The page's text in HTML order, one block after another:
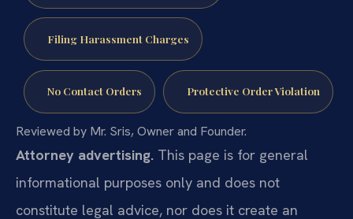
Filing Harassment Charges
No Contact Orders Protective Order Violation
Reviewed by Mr. Sris, Owner and Founder.
Attorney advertising. This page is for general
informational purposes only and does not
constitute legal advice, nor does it create an